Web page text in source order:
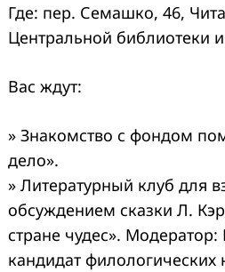
Где: пер. Семашко, 46,
Центральной библиотеки
Вас ждут:
» Знакомство с фондом
дело».
» Литературный клуб для
обсуждением сказки Л.
стране чудес».
кандидат филологических